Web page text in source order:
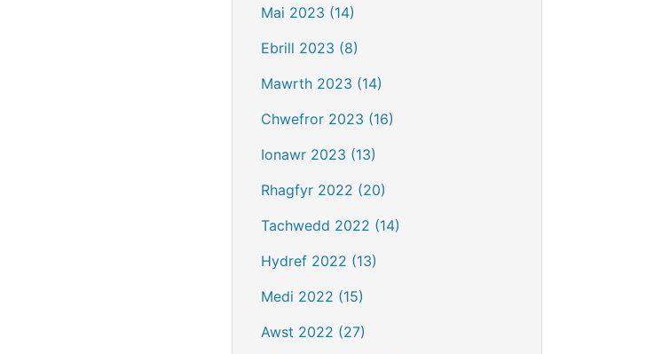
Mai 2023 (14)
Ebrill 2023 (8)
Mawrth 2023 (14)
Chwefror 2023 (16)
Ionawr 2023 (13)
Rhagfyr 2022 (20)
Tachwedd 2022 (14)
Hydref 2022 (13)
Medi 2022 (15)
Awst 2022 (27)